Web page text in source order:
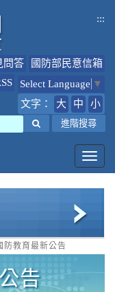
:::
問答
國防部民意信箱
Select Language ▼
文字：
大 中 小
進階搜尋
防教育最新公告
告